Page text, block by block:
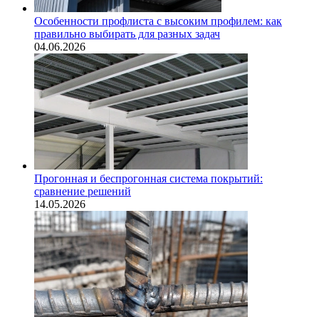
Особенности профлиста с высоким профилем: как
правильно выбирать для разных задач
04.06.2026
Прогонная и беспрогонная система покрытий:
сравнение решений
14.05.2026